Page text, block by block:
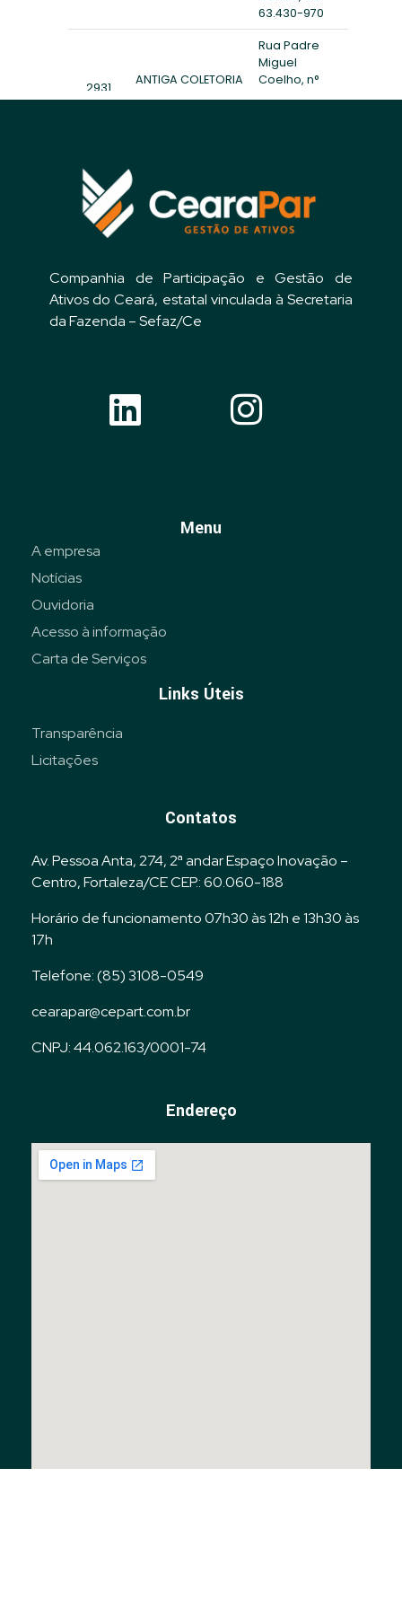
Companhia de Participação e Gestão de
Ativos do Ceará, estatal vinculada à Secretaria
da Fazenda – Sefaz/Ce
Menu
A empresa
Notícias
Ouvidoria
Acesso à informação
Carta de Serviços
Links Úteis
Transparência
Licitações
Contatos
Av. Pessoa Anta, 274, 2ª andar Espaço Inovação –
Centro, Fortaleza/CE CEP.: 60.060-188
Horário de funcionamento 07h30 às 12h e 13h30 às
17h
Telefone: (85) 3108-0549
cearapar@cepart.com.br
CNPJ: 44.062.163/0001-74
Endereço